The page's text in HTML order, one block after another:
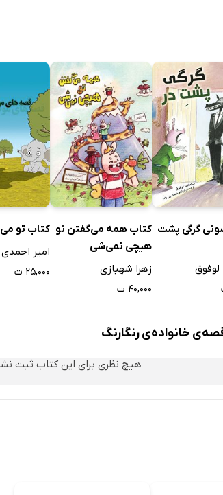
گرگی پشت
لوفوق
کتاب همه می‌گفتن تو
هیچی نمی‌شی
زهرا شهبازی
۴۰,۰۰۰ ت
کتاب تو
امیر احمدی
۲۵,۰۰۰ ت
خانواده‌ی رنگارنگ
هیچ نظری برای این کتاب ثبت